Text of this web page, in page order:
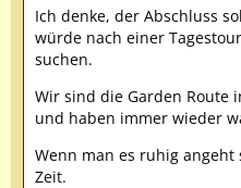
Ich denke, der Abschluss
würde nach einer
suchen.
Wir sind die Garden Route
und haben immer wieder
Wenn man es ruhig angeht
Zeit.